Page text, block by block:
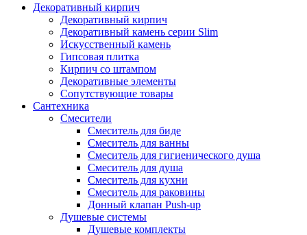
Декоративный кирпич
Декоративный кирпич
Декоративный камень серии Slim
Искусственный камень
Гипсовая плитка
Кирпич со штампом
Декоративные элементы
Сопутствующие товары
Сантехника
Смесители
Смеситель для биде
Смеситель для ванны
Смеситель для гигиенического душа
Смеситель для душа
Смеситель для кухни
Смеситель для раковины
Донный клапан Push-up
Душевые системы
Душевые комплекты